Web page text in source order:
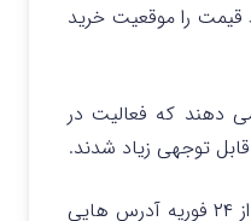
قیمت را موقعیت خرید
دهند که فعالیت در
قابل توجهی زیاد شدند.
نمودار زیر نشان می دهد که از ۲۴ فوریه آدرس هایی